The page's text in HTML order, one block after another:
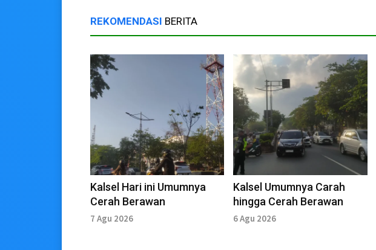
REKOMENDASI BERITA
Kalsel Hari ini Umumnya
Cerah Berawan
7 Agu 2026
Kalsel Umumnya Carah
hingga Cerah Berawan
6 Agu 2026